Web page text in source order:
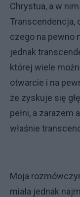
Chrystua, a w
Transcendencja,
czego na pewno
jednak
której wiele
otwarcie i na
że zyskuje się
pełni, a zarazem
właśnie
Moja
miała jednak